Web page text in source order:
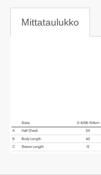
Mittataulukko